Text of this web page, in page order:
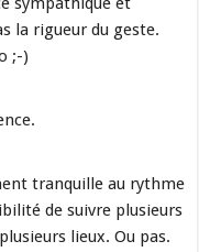
la rigueur du geste.
;-)
tranquille au rythme
de suivre plusieurs
lieux. Ou pas.